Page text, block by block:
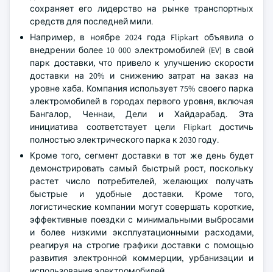
сохраняет его лидерство на рынке транспортных
средств для последней мили.
Например, в ноябре 2024 года Flipkart объявила о
внедрении более 10 000 электромобилей (EV) в свой
парк доставки, что привело к улучшению скорости
доставки на 20% и снижению затрат на заказ на
уровне хаба. Компания использует 75% своего парка
электромобилей в городах первого уровня, включая
Бангалор, Ченнаи, Дели и Хайдарабад. Эта
инициатива соответствует цели Flipkart достичь
полностью электрического парка к 2030 году.
Кроме того, сегмент доставки в тот же день будет
демонстрировать самый быстрый рост, поскольку
растет число потребителей, желающих получать
быстрые и удобные доставки. Кроме того,
логистические компании могут совершать короткие,
эффективные поездки с минимальными выбросами
и более низкими эксплуатационными расходами,
реагируя на строгие графики доставки с помощью
развития электронной коммерции, урбанизации и